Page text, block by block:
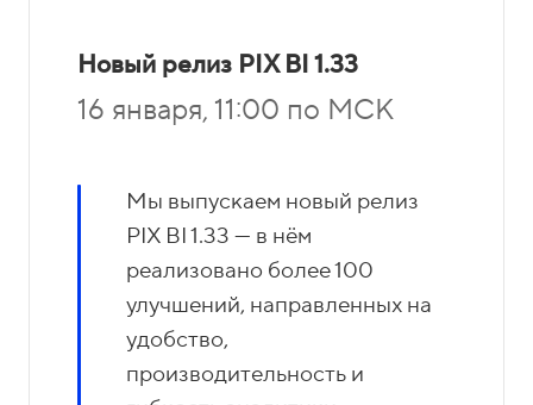
Новый релиз PIX BI 1.33
16 января, 11:00 по МСК
Мы выпускаем новый релиз
PIX BI 1.33 — в нём
реализовано более 100
улучшений, направленных на
удобство,
производительность и